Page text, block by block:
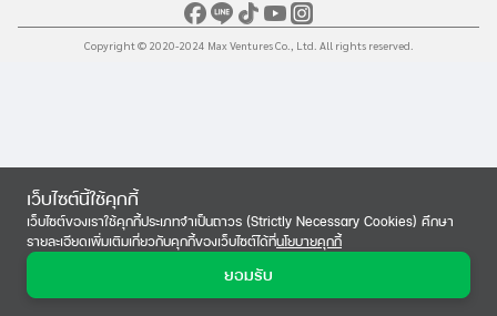
เว็บไซต์นี้ใช้คุกกี้
เว็บไซต์ของเราใช้คุกกี้ประเภทจำเป็นถาวร (Strictly Necessary Cookies) ศึกษา
รายละเอียดเพิ่มเติมเกี่ยวกับคุกกี้ของเว็บไซต์ได้ที่นโยบายคุกกี้
ยอมรับ
Copyright © 2020-2024 Max Ventures Co., Ltd. All rights reserved.